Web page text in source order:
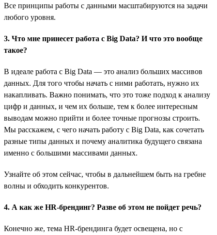
Все принципы работы с данными масштабируются на задачи
любого уровня.
3. Что мне принесет работа с Big Data? И что это вообще
такое?
В идеале работа с Big Data — это анализ больших массивов
данных. Для того чтобы начать с ними работать, нужно их
накапливать. Важно понимать, что это тоже подход к анализу
цифр и данных, и чем их больше, тем к более интересным
выводам можно прийти и более точные прогнозы строить.
Мы расскажем, с чего начать работу с Big Data, как сочетать
разные типы данных и почему аналитика будущего связана
именно с большими массивами данных.
Узнайте об этом сейчас, чтобы в дальнейшем быть на гребне
волны и обходить конкурентов.
4. А как же HR-брендинг? Разве об этом не пойдет речь?
Конечно же, тема HR-брендинга будет освещена, но с